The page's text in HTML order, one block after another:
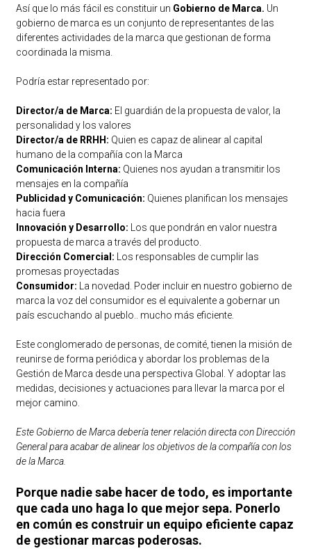
Así que lo más fácil es constituir un Gobierno de Marca. Un
gobierno de marca es un conjunto de representantes de las
diferentes actividades de la marca que gestionan de forma
coordinada la misma.
Podría estar representado por:
Director/a de Marca: El guardián de la propuesta de valor, la
personalidad y los valores
Director/a de RRHH: Quien es capaz de alinear al capital
humano de la compañía con la Marca
Comunicación Interna: Quienes nos ayudan a transmitir los
mensajes en la compañía
Publicidad y Comunicación: Quienes planifican los mensajes
hacia fuera
Innovación y Desarrollo: Los que pondrán en valor nuestra
propuesta de marca a través del producto.
Dirección Comercial: Los responsables de cumplir las
promesas proyectadas
Consumidor: La novedad. Poder incluir en nuestro gobierno de
marca la voz del consumidor es el equivalente a gobernar un
país escuchando al pueblo.. mucho más eficiente.
Este conglomerado de personas, de comité, tienen la misión de
reunirse de forma periódica y abordar los problemas de la
Gestión de Marca desde una perspectiva Global. Y adoptar las
medidas, decisiones y actuaciones para llevar la marca por el
mejor camino.
Este Gobierno de Marca debería tener relación directa con Dirección
General para acabar de alinear los objetivos de la compañía con los
de la Marca.
Porque nadie sabe hacer de todo, es importante
que cada uno haga lo que mejor sepa. Ponerlo
en común es construir un equipo eficiente capaz
de gestionar marcas poderosas.